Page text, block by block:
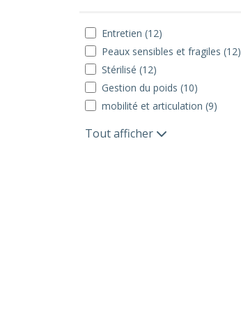
Entretien (12)
Peaux sensibles et fragiles (12)
Stérilisé (12)
Gestion du poids (10)
mobilité et articulation (9)
Tout afficher